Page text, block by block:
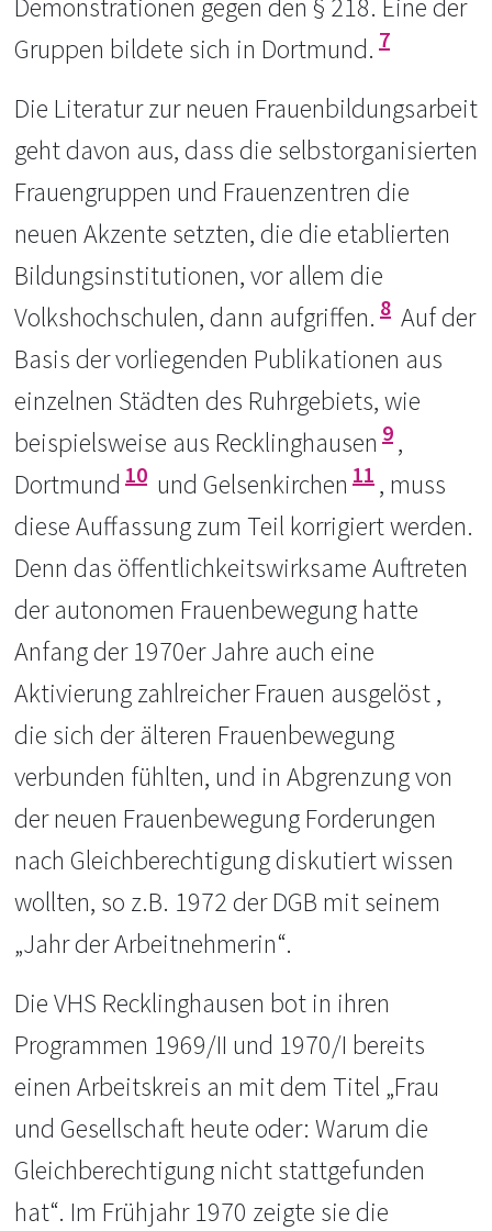
Demonstrationen gegen den § 218. Eine der
Gruppen bildete sich in Dortmund. 7
Die Literatur zur neuen Frauenbildungsarbeit
geht davon aus, dass die selbstorganisierten
Frauengruppen und Frauenzentren die
neuen Akzente setzten, die die etablierten
Bildungsinstitutionen, vor allem die
Volkshochschulen, dann aufgriffen. 8 Auf der
Basis der vorliegenden Publikationen aus
einzelnen Städten des Ruhrgebiets, wie
beispielsweise aus Recklinghausen 9 ,
Dortmund 10 und Gelsenkirchen 11 , muss
diese Auffassung zum Teil korrigiert werden.
Denn das öffentlichkeitswirksame Auftreten
der autonomen Frauenbewegung hatte
Anfang der 1970er Jahre auch eine
Aktivierung zahlreicher Frauen ausgelöst ,
die sich der älteren Frauenbewegung
verbunden fühlten, und in Abgrenzung von
der neuen Frauenbewegung Forderungen
nach Gleichberechtigung diskutiert wissen
wollten, so z.B. 1972 der DGB mit seinem
„Jahr der Arbeitnehmerin“.
Die VHS Recklinghausen bot in ihren
Programmen 1969/II und 1970/I bereits
einen Arbeitskreis an mit dem Titel „Frau
und Gesellschaft heute oder: Warum die
Gleichberechtigung nicht stattgefunden
hat“. Im Frühjahr 1970 zeigte sie die